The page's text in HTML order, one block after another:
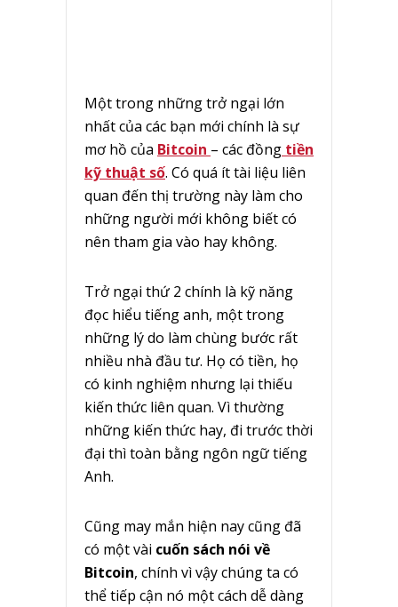
Một trong những trở ngại lớn
nhất của các bạn mới chính là sự
mơ hồ của Bitcoin – các đồng tiền
kỹ thuật số. Có quá ít tài liệu liên
quan đến thị trường này làm cho
những người mới không biết có
nên tham gia vào hay không.
Trở ngại thứ 2 chính là kỹ năng
đọc hiểu tiếng anh, một trong
những lý do làm chùng bước rất
nhiều nhà đầu tư. Họ có tiền, họ
có kinh nghiệm nhưng lại thiếu
kiến thức liên quan. Vì thường
những kiến thức hay, đi trước thời
đại thì toàn bằng ngôn ngữ tiếng
Anh.
Cũng may mắn hiện nay cũng đã
có một vài cuốn sách nói về
Bitcoin, chính vì vậy chúng ta có
thể tiếp cận nó một cách dễ dàng